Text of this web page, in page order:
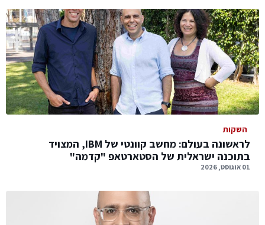
השקות
לראשונה בעולם: מחשב קוונטי של IBM, המצויד
בתוכנה ישראלית של הסטארטאפ "קדמה"
01 אוגוסט, 2026